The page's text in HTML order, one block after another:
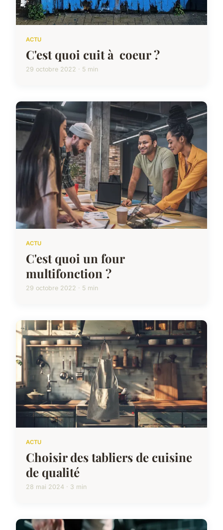
ACTU
C'est quoi cuit à coeur ?
29 octobre 2022 · 5 min
ACTU
C'est quoi un four
multifonction ?
29 octobre 2022 · 5 min
ACTU
Choisir des tabliers de cuisine
de qualité
28 mai 2024 · 3 min